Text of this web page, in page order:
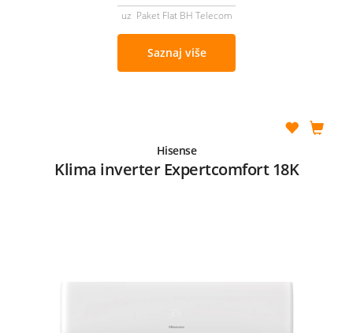
uz Paket Flat BH Telecom
Saznaj više
Hisense
Klima inverter Expertcomfort 18K